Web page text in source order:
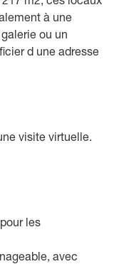
à une
ou un
d une adresse
visite virtuelle.
les
avec